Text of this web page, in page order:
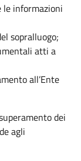
le informazioni
sopralluogo;
atti a
all’Ente
dei
agli